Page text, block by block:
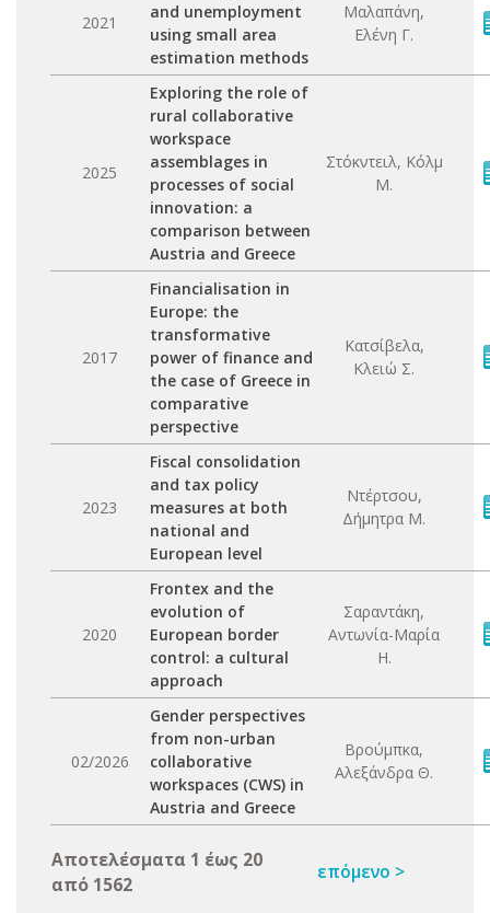
2021
and unemployment
using small area
estimation methods
Μαλαπάνη,
Ελένη Γ.
2025
Exploring the role of
rural collaborative
workspace
assemblages in
processes of social
innovation: a
comparison between
Austria and Greece
Στόκντειλ, Κόλμ
Μ.
2017
Financialisation in
Europe: the
transformative
power of finance and
the case of Greece in
comparative
perspective
Κατσίβελα,
Κλειώ Σ.
2023
Fiscal consolidation
and tax policy
measures at both
national and
European level
Ντέρτσου,
Δήμητρα Μ.
2020
Frontex and the
evolution of
European border
control: a cultural
approach
Σαραντάκη,
Αντωνία-Μαρία
Η.
02/2026
Gender perspectives
from non-urban
collaborative
workspaces (CWS) in
Austria and Greece
Βρούμπκα,
Αλεξάνδρα Θ.
Αποτελέσματα 1 έως 20
από 1562
επόμενο >